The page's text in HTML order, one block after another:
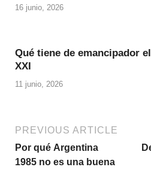
16 junio, 2026
Qué tiene de emancipador
XXI
11 junio, 2026
PREVIOUS ARTICLE
Por qué Argentina
1985 no es una buena